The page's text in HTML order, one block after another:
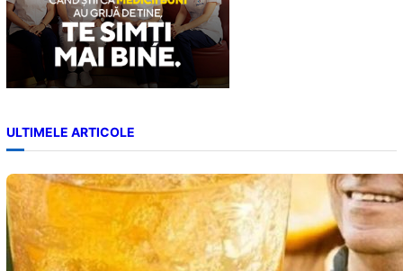
ULTIMELE ARTICOLE